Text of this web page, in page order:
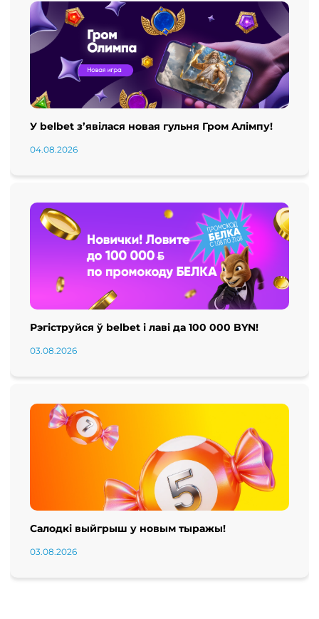
У belbet з’явілася новая гульня Гром Алімпу!
04.08.2026
Рэгіструйся ў belbet і лаві да 100 000 BYN!
03.08.2026
Салодкі выйгрыш у новым тыражы!
03.08.2026